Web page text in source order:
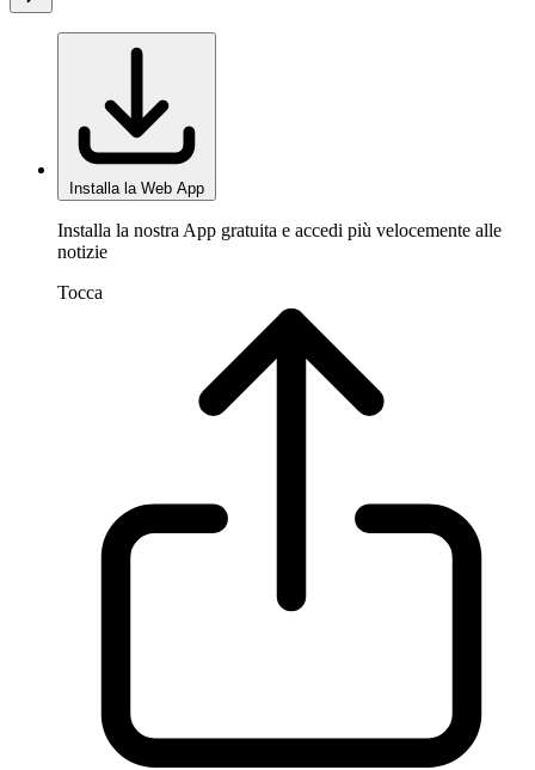
Installa la Web App
Installa la nostra App gratuita e accedi più velocemente alle
notizie
Tocca